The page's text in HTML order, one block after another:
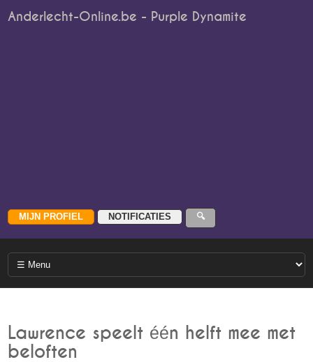
Anderlecht-Online.be - Purple Dynamite
Lawrence speelt één helft mee met
beloften